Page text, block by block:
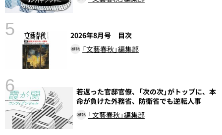
5
2026年8月号 目次
「文藝春秋」編集部
6
若返った官邸官僚、「次の次」がトップに、本
命が負けた外務省、防衛省でも逆転人事
「文藝春秋」編集部